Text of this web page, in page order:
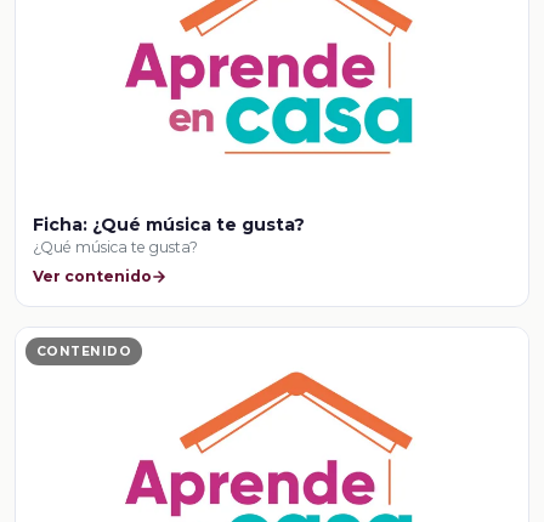
Ficha: ¿Qué música te gusta?
¿Qué música te gusta?
Ver contenido
CONTENIDO